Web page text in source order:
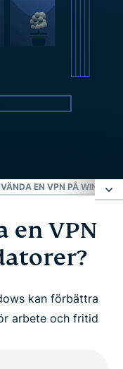
EN VPN PÅ
datorer?
i 3 steg
på din dator
en VPN
kan förbättra
arbete och fritid